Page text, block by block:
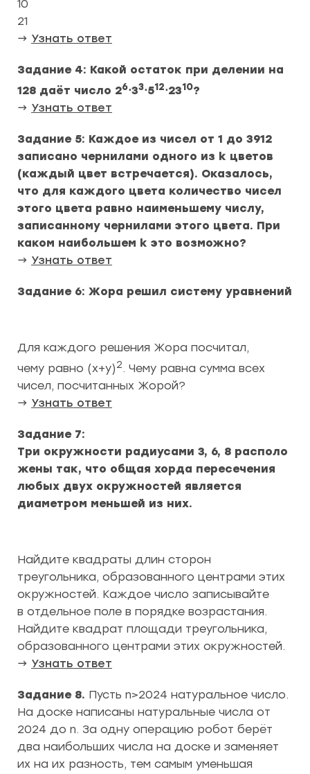
10
21
→ Узнать ответ
Задание 4: Какой остаток при делении на
128 даёт число 26⋅33⋅512⋅2310?
→ Узнать ответ
Задание 5: Каждое из чисел от 1 до 3912
записано чернилами одного из k цветов
(каждый цвет встречается). Оказалось,
что для каждого цвета количество чисел
этого цвета равно наименьшему числу,
записанному чернилами этого цвета. При
каком наибольшем k это возможно?
→ Узнать ответ
Задание 6: Жора решил систему уравнений
Для каждого решения Жора посчитал,
чему равно (x+y)2. Чему равна сумма всех
чисел, посчитанных Жорой?
→ Узнать ответ
Задание 7:
Три окружности радиусами 3, 6, 8 располо
жены так, что общая хорда пересечения
любых двух окружностей является
диаметром меньшей из них.
Найдите квадраты длин сторон
треугольника, образованного центрами этих
окружностей. Каждое число записывайте
в отдельное поле в порядке возрастания.
Найдите квадрат площади треугольника,
образованного центрами этих окружностей.
→ Узнать ответ
Задание 8. Пусть n>2024 натуральное число.
На доске написаны натуральные числа от
2024 до n. За одну операцию робот берёт
два наибольших числа на доске и заменяет
их на их разность, тем самым уменьшая